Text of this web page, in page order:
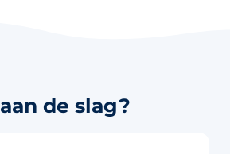
aan de slag?